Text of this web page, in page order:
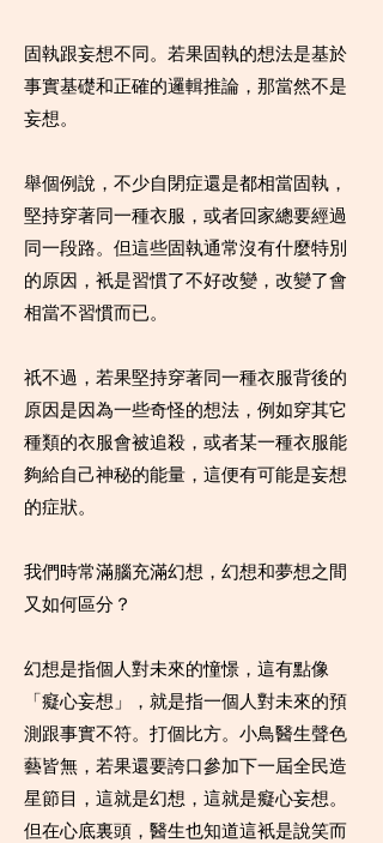
固執跟妄想不同。若果固執的想法是基於
事實基礎和正確的邏輯推論，那當然不是
妄想。
舉個例說，不少自閉症還是都相當固執，
堅持穿著同一種衣服，或者回家總要經過
同一段路。但這些固執通常沒有什麼特別
的原因，衹是習慣了不好改變，改變了會
相當不習慣而已。
祇不過，若果堅持穿著同一種衣服背後的
原因是因為一些奇怪的想法，例如穿其它
種類的衣服會被追殺，或者某一種衣服能
夠給自己神秘的能量，這便有可能是妄想
的症狀。
我們時常滿腦充滿幻想，幻想和夢想之間
又如何區分？
幻想是指個人對未來的憧憬，這有點像
「癡心妄想」，就是指一個人對未來的預
測跟事實不符。打個比方。小鳥醫生聲色
藝皆無，若果還要誇口參加下一屆全民造
星節目，這就是幻想，這就是癡心妄想。
但在心底裏頭，醫生也知道這衹是說笑而